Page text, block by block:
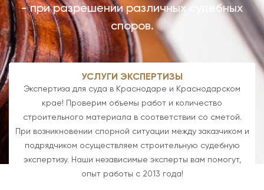
- при разрешении различных судебных
споров.
УСЛУГИ ЭКСПЕРТИЗЫ
Экспертиза для суда в Краснодаре и Краснодарском
крае! Проверим объемы работ и количество
строительного материала в соответствии со сметой.
При возникновении спорной ситуации между заказчиком и
подрядчиком осуществляем строительную судебную
экспертизу. Наши независимые эксперты вам помогут,
опыт работы с 2013 года!